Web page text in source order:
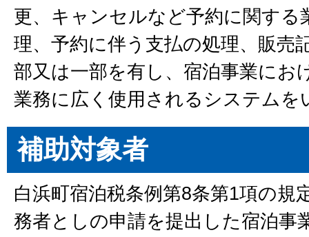
更、キャンセルなど予約に関する
理、予約に伴う支払の処理、販売
部又は一部を有し、宿泊事業にお
業務に広く使用されるシステムを
補助対象者
白浜町宿泊税条例第8条第1項の規
務者としの申請を提出した宿泊事